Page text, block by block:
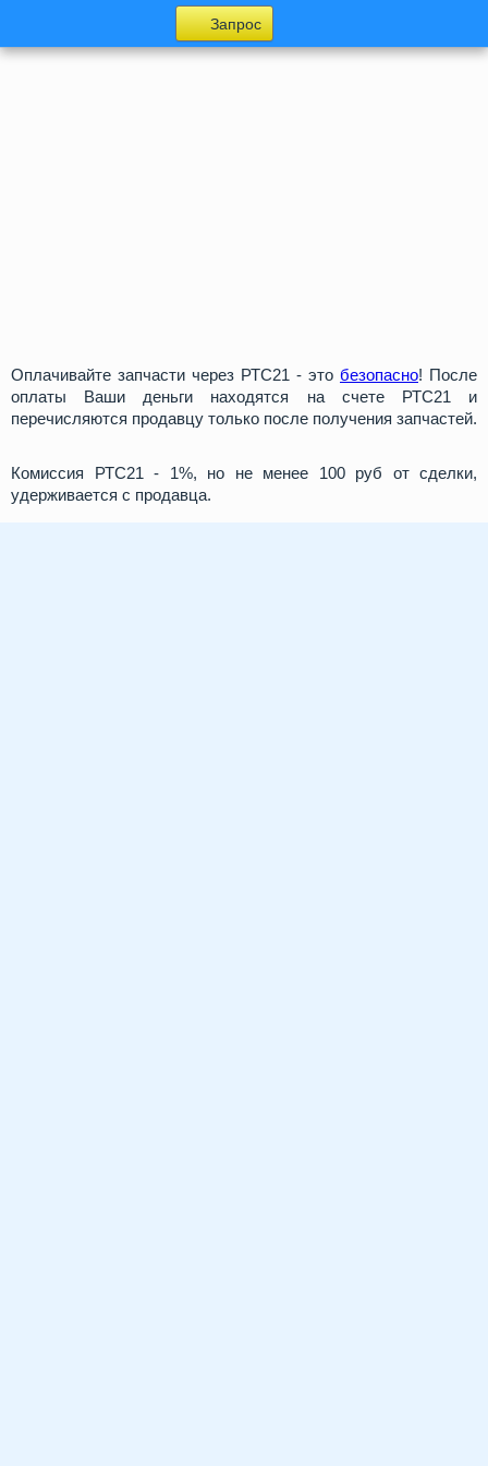
Запрос
Оплачивайте запчасти через РТС21 - это безопасно! После
оплаты Ваши деньги находятся на счете РТС21 и
перечисляются продавцу только после получения запчастей.
Комиссия РТС21 - 1%, но не менее 100 руб от сделки,
удерживается с продавца.